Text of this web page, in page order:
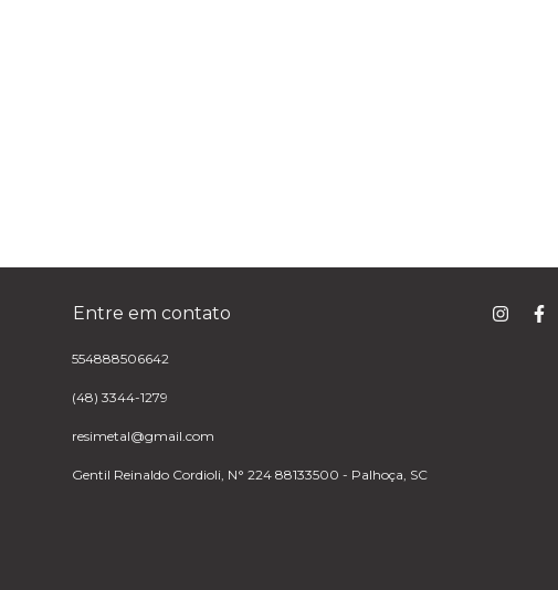
Entre em contato
554888506642
(48) 3344-1279
resimetal@gmail.com
Gentil Reinaldo Cordioli, N° 224 88133500 - Palhoça, SC